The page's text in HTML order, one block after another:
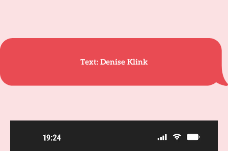
Text: Denise Klink